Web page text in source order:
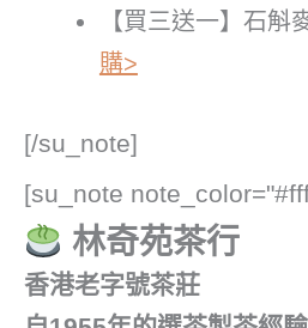
【買三送一】石斛
購>
[/su_note]
[su_note
林奇苑茶行
香港老字號茶莊